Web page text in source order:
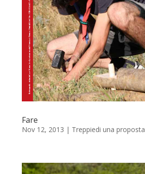
Fare
Nov 12, 2013 | Treppiedi una proposta